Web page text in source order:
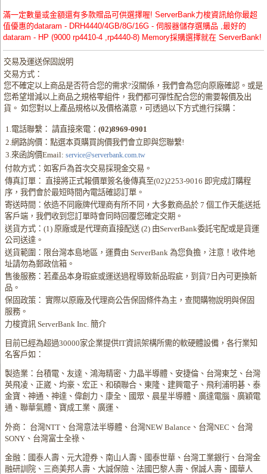
滿一定數量或金額還有多款贈品可供選擇喔! ServerBank力梭資訊給你最超
值優惠的dataram - DRH4440/4GB/8G/16G - 伺服器儲存選購品 ,最好的
dataram - HP (9000 rp4410-4 ,rp4440-8) Memory採購選擇就在 ServerBank!
交易及運送保固說明
交易方式：
您不確定以上商品是否符合您的需求?沒關係，我們會為您向原廠確認。或是
您希望增減以上商品之規格零組件，我們都可彈性配合您的需要報價及出
貨。 如您對以上產品規格以及價格滿意，可透過以下方式進行採購：
1.電話聯繫： 請直接來電：(02)8969-0901
2.網路詢價：點選本頁購買詢價我們會立即與您聯繫!
3.來函詢價Email: service@serverbank.com.tw
付款方式：如客戶為首次交易採現金交易。
傳真訂單： 直接將正式報價單簽名後傳真至(02)2253-9016 即完成訂購程
序，我們會於最短時間內電話確認訂單。
寄送時間：依造不同廠牌代理商有所不同，大多數商品於 7 個工作天能送抵
客戶端，我們收到您訂單時會同時回覆您確定交期。
送貨方式：(1) 原廠或是代理商直接配送 (2) 由ServerBank委託宅配或是貨運
公司送達。
送貨範圍：限台灣本島地區，運費由 ServerBank 為您負擔，注意！收件地
址請勿為郵政信箱。
售後服務：若產品本身瑕疵或運送過程導致新品瑕疵，到貨7日內可更換新
品。
保固政策： 實際以原廠及代理商公告保固條件為主，查閱購物說明與保固
服務。
力梭資訊 ServerBank Inc. 簡介
目前已經為超過30000家企業提供IT資訊架構所需的軟硬體設備，各行業知
名客戶如：
製造業：台積電、友達、鴻海精密、力晶半導體、安捷倫、台灣東芝、台灣
英飛凌、正崴、均豪、宏正、和碩聯合、東隆、建興電子、飛利浦明碁、泰
金寶、神通、神達、偉創力、康全、國眾、晨星半導體、廣達電腦、廣穎電
通、聯華氣體、寶成工業、廣運、
外商： 台灣NTT、台灣意法半導體、台灣NEW Balance、台灣NEC、台灣
SONY、台灣富士全祿、
金融：國泰人壽、元大證券、南山人壽、國泰世華、台灣工業銀行、台灣金
融研訓院、三商美邦人壽、大誠保險、法國巴黎人壽、保誠人壽、國華人